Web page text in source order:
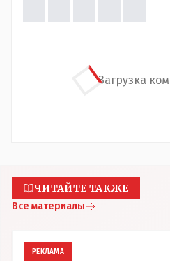
Загрузка
ЧИТАЙТЕ ТАКЖЕ
Все материалы
РЕКЛАМА